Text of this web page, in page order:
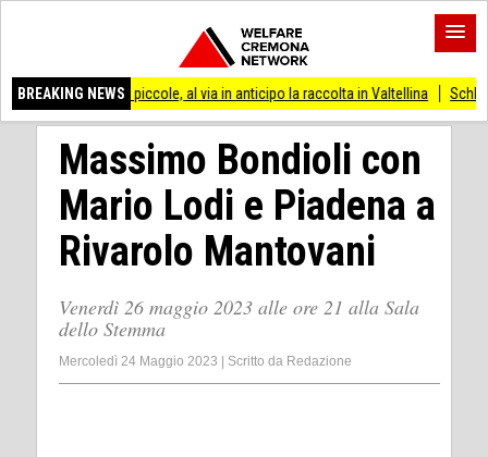
BREAKING NEWS
più piccole, al via in anticipo la raccolta in Valtellina Schlein: sì
Massimo Bondioli con
Mario Lodi e Piadena a
Rivarolo Mantovani
Venerdì 26 maggio 2023 alle ore 21 alla Sala
dello Stemma
Mercoledì 24 Maggio 2023 Scritto da Redazione